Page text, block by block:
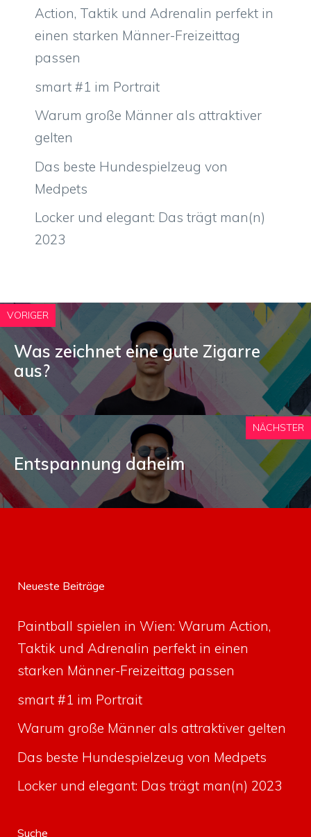
Action, Taktik und Adrenalin perfekt in
einen starken Männer-Freizeittag
passen
smart #1 im Portrait
Warum große Männer als attraktiver
gelten
Das beste Hundespielzeug von
Medpets
Locker und elegant: Das trägt man(n)
2023
VORIGER
Was zeichnet eine gute Zigarre
aus?
NÄCHSTER
Entspannung daheim
Neueste Beiträge
Paintball spielen in Wien: Warum Action,
Taktik und Adrenalin perfekt in einen
starken Männer-Freizeittag passen
smart #1 im Portrait
Warum große Männer als attraktiver gelten
Das beste Hundespielzeug von Medpets
Locker und elegant: Das trägt man(n) 2023
Suche